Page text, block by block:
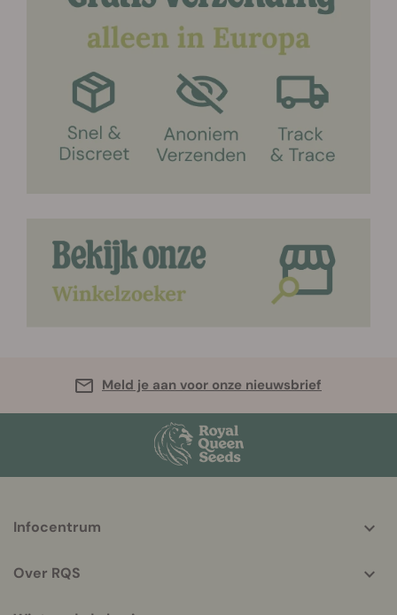
Meld je aan voor onze nieuwsbrief
helpful
Infocentrum
Over RQS